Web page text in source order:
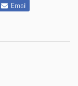
Email